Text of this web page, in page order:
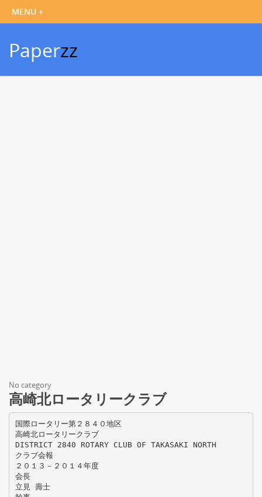
Paperzz
No category
高崎北ロータリークラブ
国際ロータリー第２８４０地区
高崎北ロータリークラブ
DISTRICT 2840 ROTARY CLUB OF TAKASAKI NORTH
クラブ会報
２０１３－２０１４年度
会長
立見 壽士